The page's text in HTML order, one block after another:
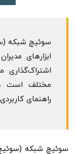
ابزارهای
اشتراک‌گذاری
مختلف است
راهنمای